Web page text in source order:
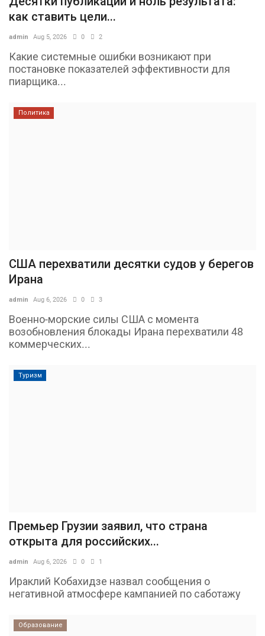
как ставить цели...
admin Aug 5, 2026 0 2
Какие системные ошибки возникают при
постановке показателей эффективности для
пиарщика...
Политика
США перехватили десятки судов у берегов
Ирана
admin Aug 6, 2026 0 3
Военно-морские силы США с момента
возобновления блокады Ирана перехватили 48
коммерческих...
Туризм
Премьер Грузии заявил, что страна
открыта для российских...
admin Aug 6, 2026 0 1
Ираклий Кобахидзе назвал сообщения о
негативной атмосфере кампанией по саботажу
Образование